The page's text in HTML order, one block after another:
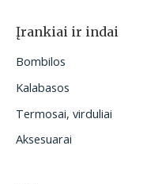
Įrankiai ir indai
Bombilos
Kalabasos
Termosai, virduliai
Aksesuarai